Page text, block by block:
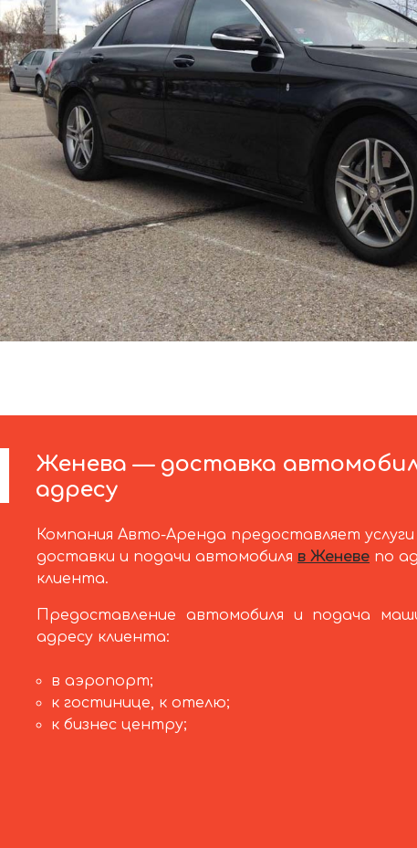
Женева — доставка
адресу
Компания Авто-Аренда предоставляет услуги
доставки и подачи автомобиля в Женеве по
клиента.
Предоставление автомобиля и подача
адресу клиента:
в аэропорт;
к гостинице, к отелю;
к бизнес центру;